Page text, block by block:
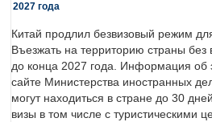
2027 года
Китай продлил безвизовый режим
Въезжать на территорию страны без
до конца 2027 года. Информация об
сайте Министерства иностранных
могут находиться в стране до 30
визы в том числе с туристическими